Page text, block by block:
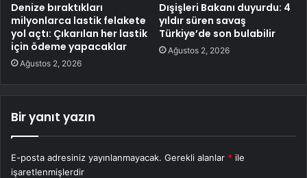
Denize bıraktıkları
milyonlarca lastik felakete
yol açtı: Çıkarılan her lastik
için ödeme yapacaklar
Ağustos 2, 2026
Dışişleri Bakanı duyurdu: 4
yıldır süren savaş
Türkiye’de son bulabilir
Ağustos 2, 2026
Bir yanıt yazın
E-posta adresiniz yayınlanmayacak. Gerekli alanlar * ile
işaretlenmişlerdir